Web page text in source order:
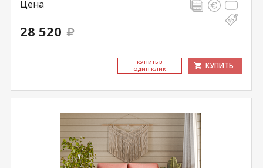
Цена
28 520
КУ­ПИТЬ В
ОДИН КЛИК
КУПИТЬ